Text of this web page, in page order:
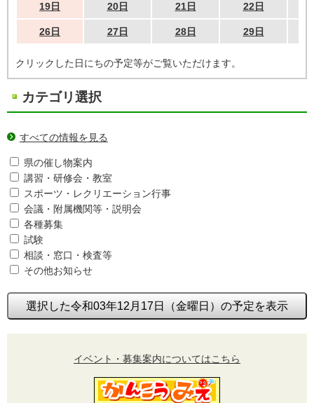
19日 20日 21日 22日
26日 27日 28日 29日
クリックした日にちの予定等がご覧いただけます。
カテゴリ選択
すべての情報を見る
県の催し物案内
講習・研修会・教室
スポーツ・レクリエーション行事
会議・附属機関等・説明会
各種募集
試験
相談・窓口・検査等
その他お知らせ
選択した令和03年12月17日（金曜日）の予定を表示
イベント・募集案内についてはこちら